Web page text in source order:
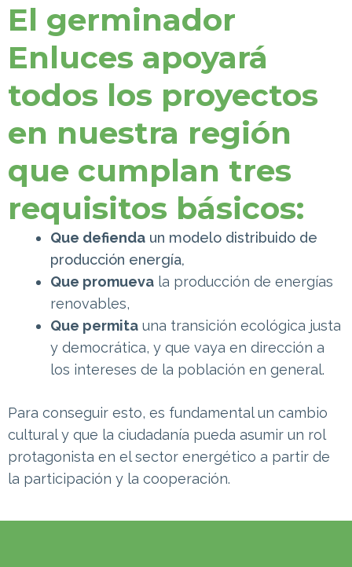
El germinador
Enluces apoyará
todos los proyectos
en nuestra región
que cumplan tres
requisitos básicos:
Que defienda un modelo distribuido de
producción energía,
Que promueva la producción de energías
renovables,
Que permita una transición ecológica justa
y democrática, y que vaya en dirección a
los intereses de la población en general.
Para conseguir esto, es fundamental un cambio
cultural y que la ciudadanía pueda asumir un rol
protagonista en el sector energético a partir de
la participación y la cooperación.